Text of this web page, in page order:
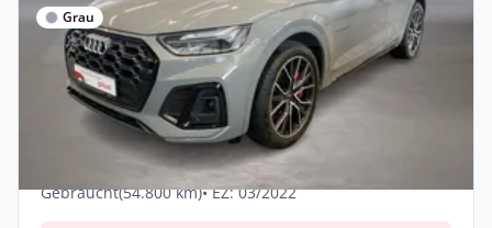
Grau
Privat
Audi SQ5 TDI quattro tiptronic AHK AUT
DynLicht LED
Automatik •341 PS (251 kW)
Gebraucht(54.800 km)• EZ: 03/2022